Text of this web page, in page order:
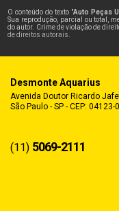
O conteúdo do texto "Auto Peças
Sua reprodução, parcial ou total,
do autor. Crime de violação de
de direitos autorais
Desmonte Aquarius
Avenida Doutor Ricardo
São Paulo - SP - CEP: 04123-
(11) 5069-2111